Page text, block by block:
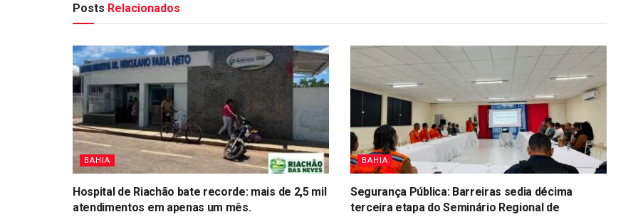
Posts Relacionados
BAHIA
Hospital de Riachão bate recorde: mais de 2,5 mil
atendimentos em apenas um mês.
BAHIA
Segurança Pública: Barreiras sedia décima
terceira etapa do Seminário Regional de